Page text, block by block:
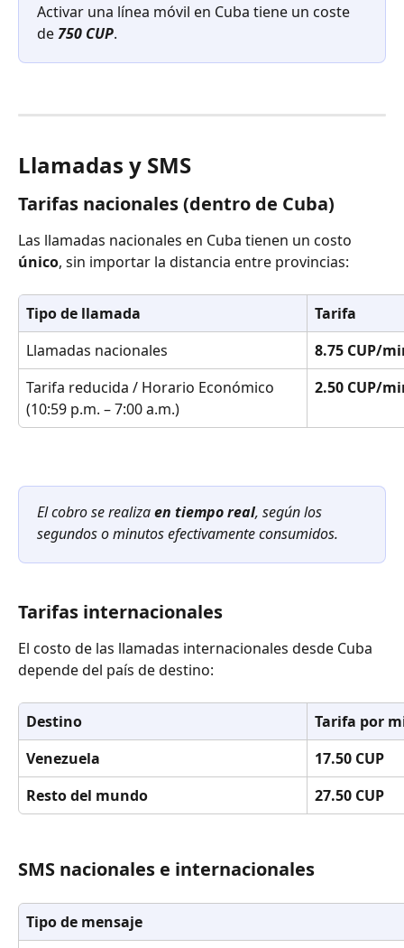
Activar una línea móvil en Cuba tiene un coste
de 750 CUP.
Llamadas y SMS
Tarifas nacionales (dentro de Cuba)
Las llamadas nacionales en Cuba tienen un costo
único, sin importar la distancia entre provincias:
Tipo de llamada
Tarifa
Llamadas nacionales
8.75 CUP/
Tarifa reducida / Horario Económico
(10:59 p.m. – 7:00 a.m.)
2.50 CUP/
El cobro se realiza en tiempo real, según los
segundos o minutos efectivamente consumidos.
Tarifas internacionales
El costo de las llamadas internacionales desde Cuba
depende del país de destino:
Destino
Tarifa por
Venezuela
17.50 CUP
Resto del mundo
27.50 CUP
SMS nacionales e internacionales
Tipo de mensaje